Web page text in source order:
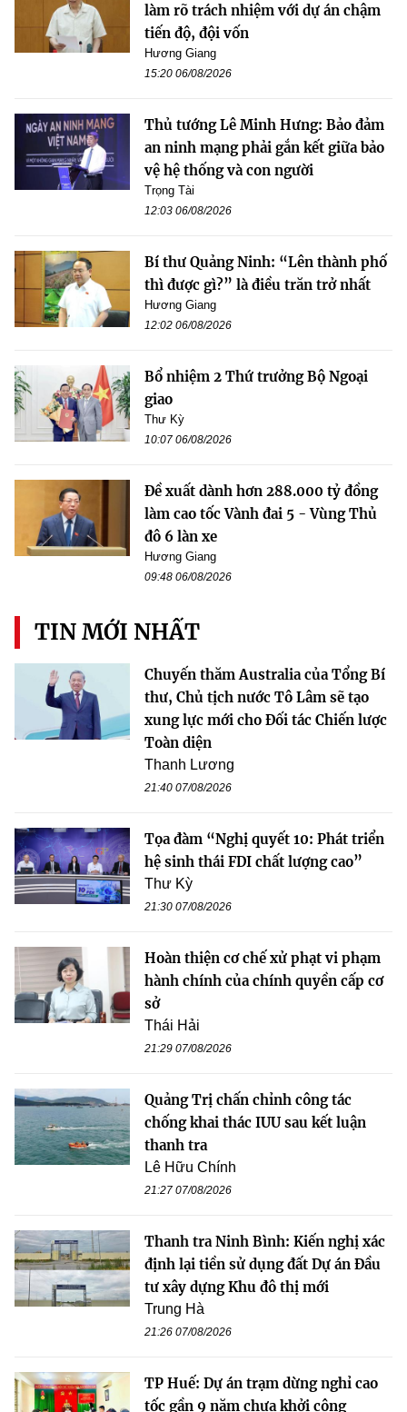
làm rõ trách nhiệm với dự án chậm
tiến độ, đội vốn
Hương Giang
15:20 06/08/2026
Thủ tướng Lê Minh Hưng: Bảo đảm
an ninh mạng phải gắn kết giữa bảo
vệ hệ thống và con người
Trọng Tài
12:03 06/08/2026
Bí thư Quảng Ninh: “Lên thành phố
thì được gì?” là điều trăn trở nhất
Hương Giang
12:02 06/08/2026
Bổ nhiệm 2 Thứ trưởng Bộ Ngoại
giao
Thư Kỳ
10:07 06/08/2026
Đề xuất dành hơn 288.000 tỷ đồng
làm cao tốc Vành đai 5 - Vùng Thủ
đô 6 làn xe
Hương Giang
09:48 06/08/2026
TIN MỚI NHẤT
Chuyến thăm Australia của Tổng Bí
thư, Chủ tịch nước Tô Lâm sẽ tạo
xung lực mới cho Đối tác Chiến lược
Toàn diện
Thanh Lương
21:40 07/08/2026
Tọa đàm “Nghị quyết 10: Phát triển
hệ sinh thái FDI chất lượng cao”
Thư Kỳ
21:30 07/08/2026
Hoàn thiện cơ chế xử phạt vi phạm
hành chính của chính quyền cấp cơ
sở
Thái Hải
21:29 07/08/2026
Quảng Trị chấn chỉnh công tác
chống khai thác IUU sau kết luận
thanh tra
Lê Hữu Chính
21:27 07/08/2026
Thanh tra Ninh Bình: Kiến nghị xác
định lại tiền sử dụng đất Dự án Đầu
tư xây dựng Khu đô thị mới
Trung Hà
21:26 07/08/2026
TP Huế: Dự án trạm dừng nghỉ cao
tốc gần 9 năm chưa khởi công